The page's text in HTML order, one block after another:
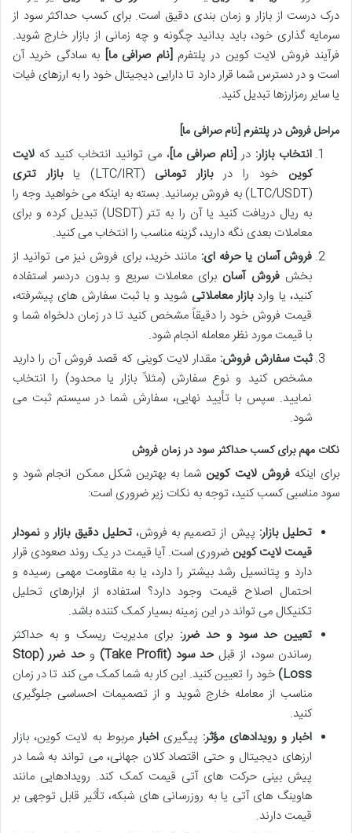
درک درست از بازار و زمان بندی دقیق است. برای کسب حداکثر سود از
سرمایه گذاری خود، باید بدانید چگونه و چه زمانی از بازار خارج شوید.
فرآیند فروش لایت کوین در پلتفرم[نام صرافی ما] به سادگی خرید آن
است و در دسترس شما قرار دارد تا دارایی دیجیتال خود را به ارزهای فیات
یا سایر رمزارزها تبدیل کنید.
مراحل فروش در پلتفرم [نام صرافی ما]
انتخاب بازار: در [نام صرافی ما]، می توانید انتخاب کنید که لایت
کوین خود را دربازار تومانی (LTC/IRT) یا
بازار تتری
(LTC/USDT) به فروش برسانید. بسته به اینکه می خواهید وجه را
به ریال دریافت کنید یا آن را به تتر (USDT) تبدیل کرده و برای
معاملات بعدی نگه دارید، گزینه مناسب را انتخاب می کنید.
فروش آسان یا حرفه ای: مانند خرید، برای فروش نیز می توانید از
بخشفروش آسان برای معاملات سریع و بدون دردسر استفاده
کنید، یا واردبازار معاملاتی شوید و با ثبت سفارش های پیشرفته،
قیمت فروش خود را دقیقاً مشخص کنید تا در زمان دلخواه شما و
با قیمت مورد نظر معامله انجام شود.
ثبت سفارش فروش: مقدار لایت کوینی که قصد فروش آن را دارید
مشخص کنید و نوع سفارش (مثلاً بازار یا محدود) را انتخاب
نمایید. سپس با تأیید نهایی، سفارش شما در سیستم ثبت می
شود.
نکات مهم برای کسب حداکثر سود در زمان فروش
برای اینکهفروش لایت کوین شما به بهترین شکل ممکن انجام شود و
سود مناسبی کسب کنید، توجه به نکات زیر ضروری است:
تحلیل بازار: پیش از تصمیم به فروش،تحلیل دقیق بازارو نمودار
قیمت لایت کوین ضروری است. آیا قیمت در یک روند صعودی قرار
دارد و پتانسیل رشد بیشتر را دارد، یا به مقاومت مهمی رسیده و
احتمال اصلاح قیمت وجود دارد؟ استفاده از ابزارهای تحلیل
تکنیکال می تواند در این زمینه بسیار کمک کننده باشد.
تعیین حد سود و حد ضرر: برای مدیریت ریسک و به حداکثر
رساندن سود، از قبلحد سود (Take Profit) و
حد ضرر (Stop
Loss) خود را تعیین کنید. این کار به شما کمک می کند تا در زمان
مناسب از معامله خارج شوید و از تصمیمات احساسی جلوگیری
کنید.
اخبار و رویدادهای مؤثر: پیگیری اخبارمربوط به لایت کوین، بازار
ارزهای دیجیتال و حتی اقتصاد کلان جهانی، می تواند به شما در
پیش بینی حرکت های آتی قیمت کمک کند. رویدادهایی مانند
هاوینگ های آتی یا به روزرسانی های شبکه، تأثیر قابل توجهی بر
قیمت دارند.